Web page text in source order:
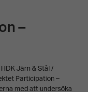
–
Järn & Stål /
Participation –